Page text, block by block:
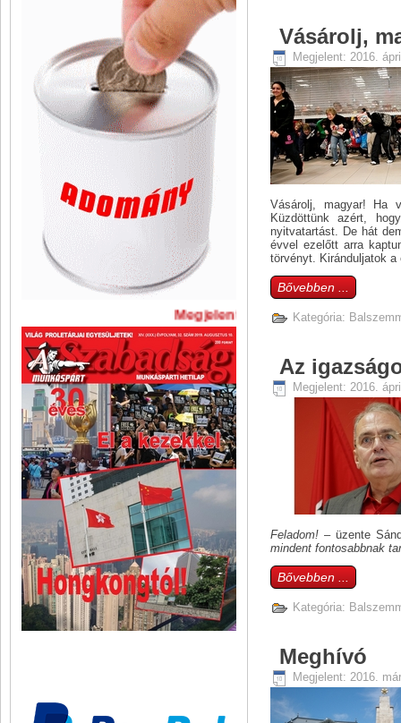
Megjelent A Szabadság legújabb
Vásárolj,
Megjelent: 2016.
Vásárolj, magyar! Ha
Küzdöttünk azért,
nyitvatartást. De hát
évvel ezelőtt arra
törvényt. Kiránduljatok
Bővebben ...
Kategória:
Az
Megjelent: 2016.
Feladom! – üzente
mindent fontosabbnak
Bővebben ...
Kategória:
Meghívó
Megjelent: 2016.